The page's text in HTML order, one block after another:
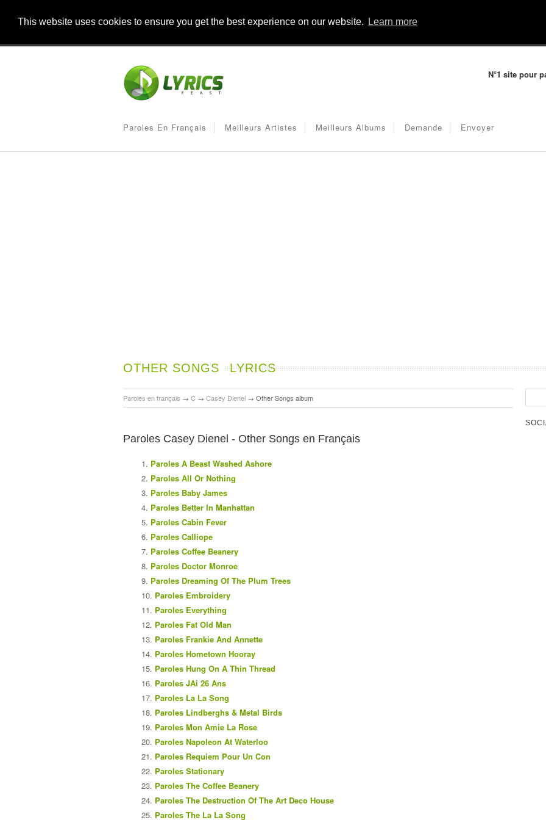
This website uses cookies to ensure you get the best experience on our website. Learn more
N°1 site pour
Paroles En Français Meilleurs Artistes Meilleurs Albums Demande Envoyer
OTHER SONGS LYRICS
Paroles en français → C → Casey Dienel → Other Songs album
Paroles Casey Dienel - Other Songs en Français
Paroles A Beast Washed Ashore
Paroles All Or Nothing
Paroles Baby James
Paroles Better In Manhattan
Paroles Cabin Fever
Paroles Calliope
Paroles Coffee Beanery
Paroles Doctor Monroe
Paroles Dreaming Of The Plum Trees
Paroles Embroidery
Paroles Everything
Paroles Fat Old Man
Paroles Frankie And Annette
Paroles Hometown Hooray
Paroles Hung On A Thin Thread
Paroles JAi 26 Ans
Paroles La La Song
Paroles Lindberghs & Metal Birds
Paroles Mon Amie La Rose
Paroles Napoleon At Waterloo
Paroles Requiem Pour Un Con
Paroles Stationary
Paroles The Coffee Beanery
Paroles The Destruction Of The Art Deco House
Paroles The La La Song